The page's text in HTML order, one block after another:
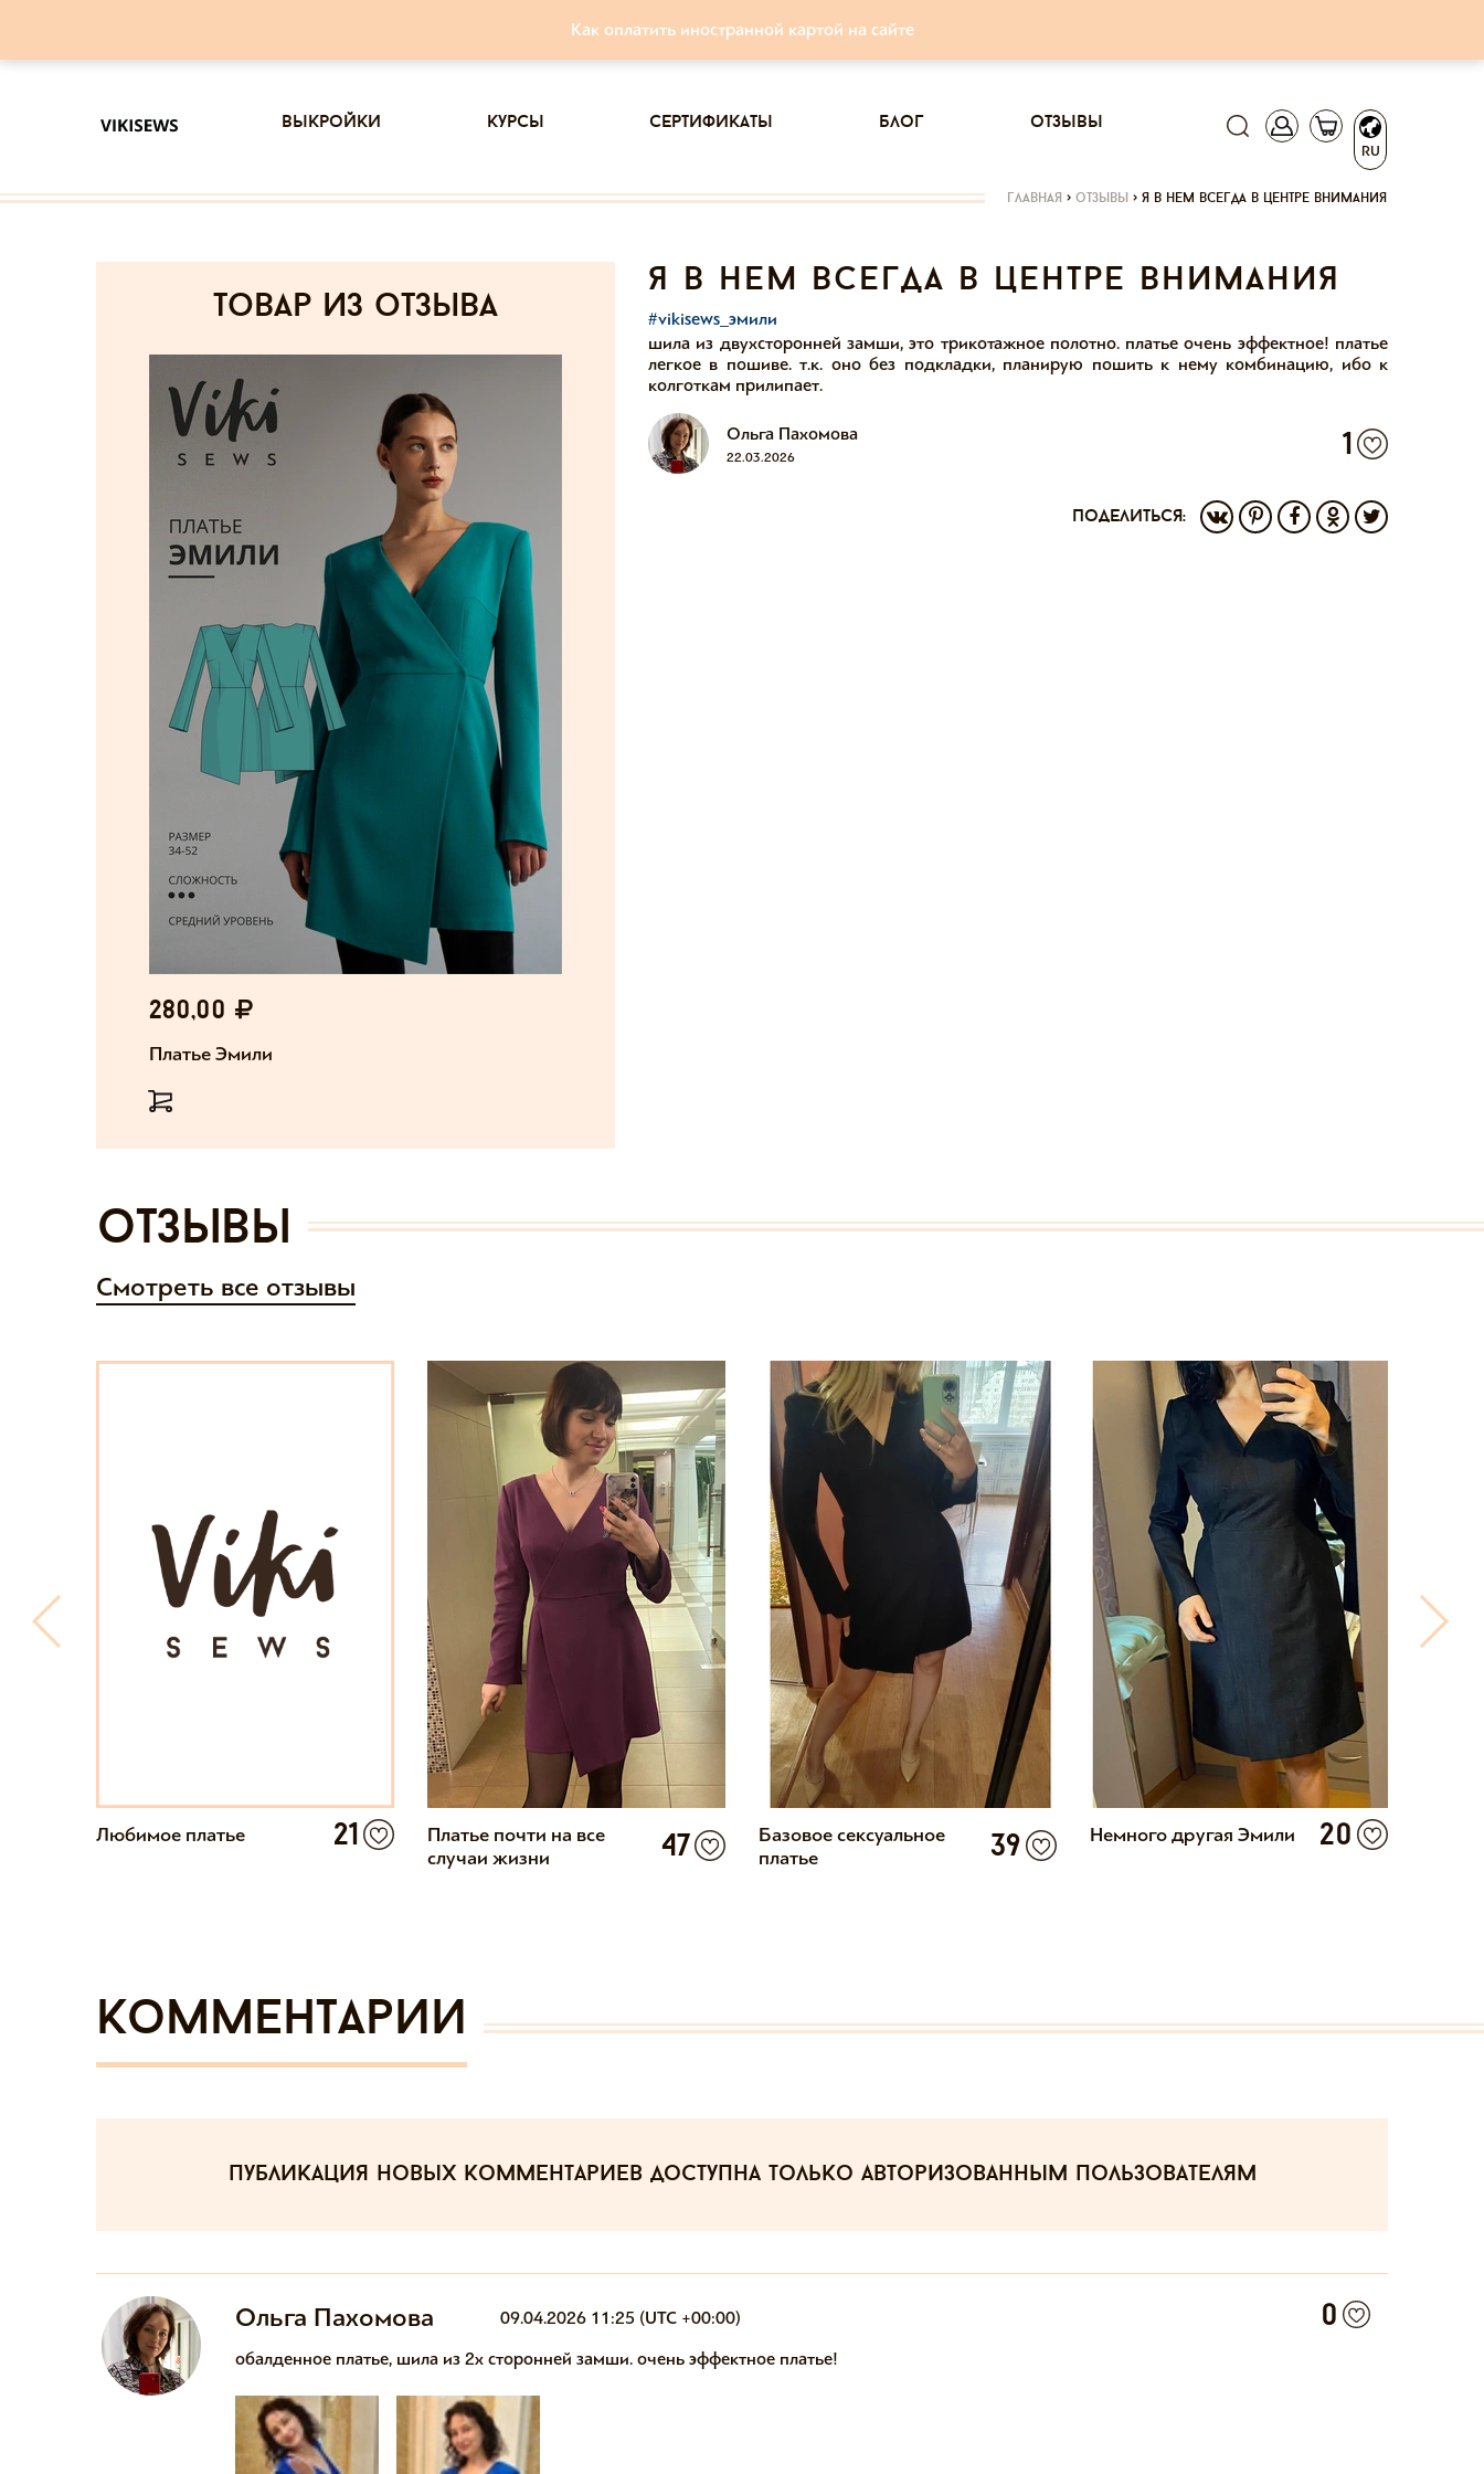
Как оплатить иностранной картой на сайте
RU
выкройки курсы сертификаты блог отзывы
главная > отзывы > я в нем всегда в центре внимания
товар из отзыва
280,00
Платье Эмили
я в нем всегда в центре внимания
#vikisews_эмили
шила из двухсторонней замши, это трикотажное полотно. платье очень эффектное! платье
легкое в пошиве. т.к. оно без подкладки, планирую пошить к нему комбинацию, ибо к
колготкам прилипает.
Ольга Пахомова
22.03.2026 1
поделиться:
отзывы
Смотреть все отзывы
Любимое платье 21
Платье почти на все
случаи жизни
47
Базовое сексуальное
платье
39 Немного другая Эмили 20
Комментарии
публикация новых комментариев доступна только авторизованным пользователям
Ольга Пахомова 09.04.2026 11:25 (UTC +00:00) 0
обалденное платье, шила из 2х сторонней замши. очень эффектное платье!